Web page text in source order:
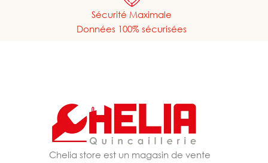
Sécurité Maximale
Données 100% sécurisées
Chelia store est un magasin de vente